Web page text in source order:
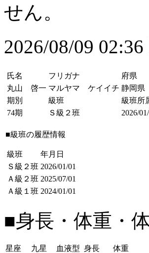
せん。
2026/08/09
氏名 フリガナ 府県
丸山 啓一 マルヤマ ケイイチ 静岡県
期別
級班 級班所
74期
Ｓ級２班 2026/
■級班の履歴情報
級班
年月日
Ｓ級２班 2026/01/01
Ａ級２班 2025/07/01
Ａ級１班 2024/01/01
■身長・体重・
星座 九星 血液型 身長
体重